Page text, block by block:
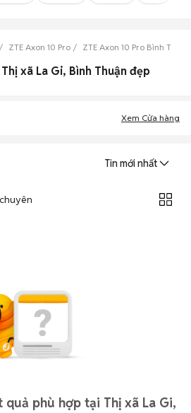
ZTE Axon 10 Pro ZTE Axon 10 Pro Bình Thuận
xã La Gi, Bình Thuận đẹp
Xem Cửa hàng
Tin mới nhất
phù hợp tại Thị xã La Gi,